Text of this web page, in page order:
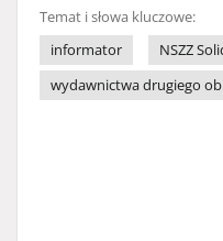
Temat i słowa kluczowe:
informator
NSZZ
wydawnictwa drugiego